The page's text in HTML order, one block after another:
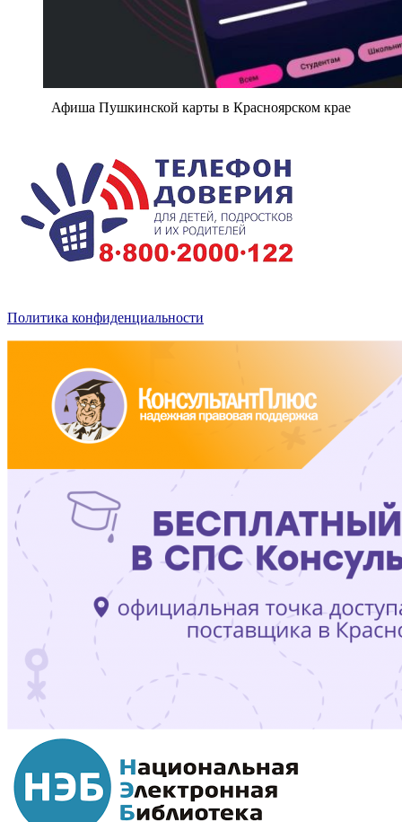
Афиша Пушкинской карты в Красноярском крае
Политика конфиденциальности